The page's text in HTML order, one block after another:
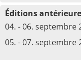
Éditions
04. - 06. septembre
05. - 07. septembre